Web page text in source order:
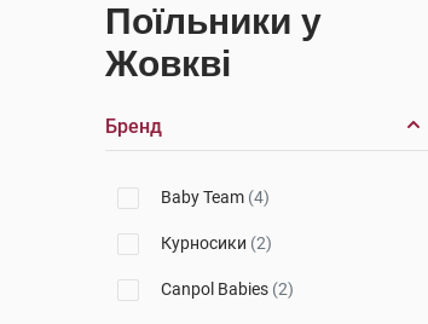
Поїльники у
Жовкві
Бренд
Baby Team (4)
Курносики (2)
Canpol Babies (2)